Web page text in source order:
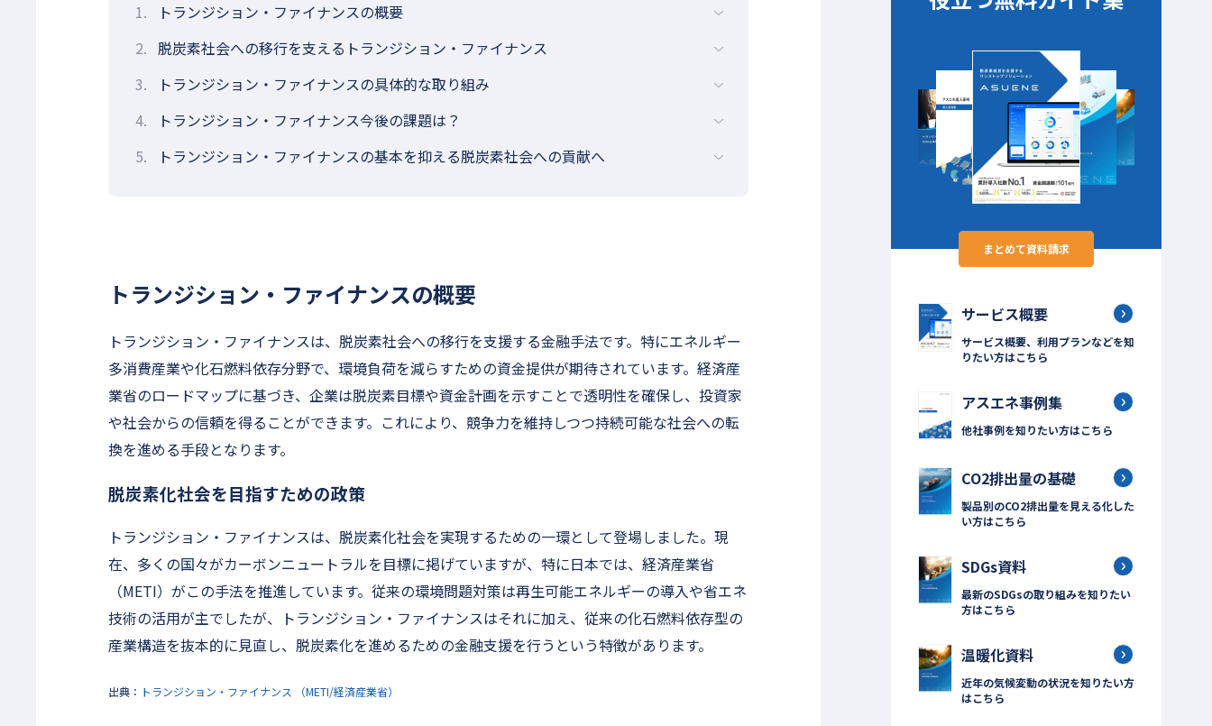
1.
トランジション・ファイナンスの概要
2. 脱炭素社会への移行を支えるトランジション・ファイナンス
3.
トランジション・ファイナンスの具体的な取り組み
4.
トランジション・ファイナンス今後の課題は？
5.
トランジション・ファイナンスの基本を抑える脱炭素社会への貢献へ
トランジション・ファイナンスの概要
トランジション・ファイナンスは、脱炭素社会への移行を支援する金融手法です。特にエネルギー
多消費産業や化石燃料依存分野で、環境負荷を減らすための資金提供が期待されています。経済産
業省のロードマップに基づき、企業は脱炭素目標や資金計画を示すことで透明性を確保し、投資家
や社会からの信頼を得ることができます。これにより、競争力を維持しつつ持続可能な社会への転
換を進める手段となります。
脱炭素化社会を目指すための政策
トランジション・ファイナンスは、脱炭素化社会を実現するための一環として登場しました。現
在、多くの国々がカーボンニュートラルを目標に掲げていますが、特に日本では、経済産業省
（METI）がこの手法を推進しています。従来の環境問題対策は再生可能エネルギーの導入や省エネ
技術の活用が主でしたが、トランジション・ファイナンスはそれに加え、従来の化石燃料依存型の
産業構造を抜本的に見直し、脱炭素化を進めるための金融支援を行うという特徴があります。
出典： トランジション・ファイナンス （METI/経済産業省）
まとめて資料請求
サービス概要
サービス概要、利用プランなどを知
りたい方はこちら
アスエネ事例集
他社事例を知りたい方はこちら
CO2排出量の基礎
製品別のCO2排出量を見える化した
い方はこちら
SDGs資料
最新のSDGsの取り組みを知りたい
方はこちら
温暖化資料
近年の気候変動の状況を知りたい方
はこちら